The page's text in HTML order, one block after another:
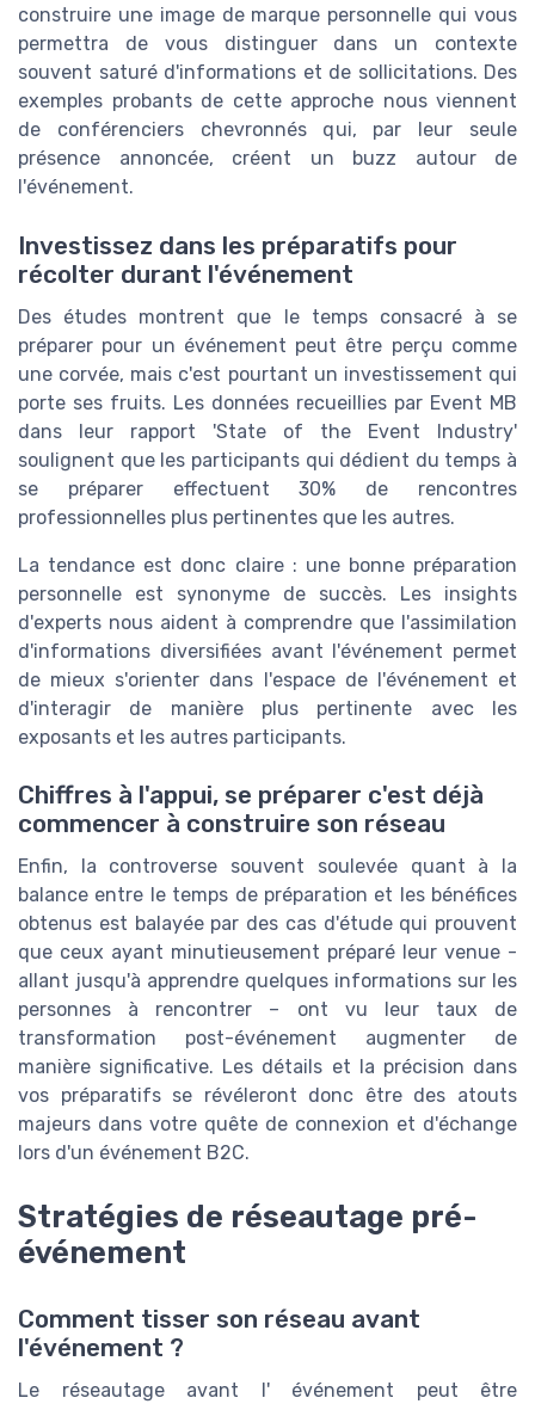
construire une image de marque personnelle qui vous
permettra de vous distinguer dans un contexte
souvent saturé d'informations et de sollicitations. Des
exemples probants de cette approche nous viennent
de conférenciers chevronnés qui, par leur seule
présence annoncée, créent un buzz autour de
l'événement.
Investissez dans les préparatifs pour
récolter durant l'événement
Des études montrent que le temps consacré à se
préparer pour un événement peut être perçu comme
une corvée, mais c'est pourtant un investissement qui
porte ses fruits. Les données recueillies par Event MB
dans leur rapport 'State of the Event Industry'
soulignent que les participants qui dédient du temps à
se préparer effectuent 30% de rencontres
professionnelles plus pertinentes que les autres.
La tendance est donc claire : une bonne préparation
personnelle est synonyme de succès. Les insights
d'experts nous aident à comprendre que l'assimilation
d'informations diversifiées avant l'événement permet
de mieux s'orienter dans l'espace de l'événement et
d'interagir de manière plus pertinente avec les
exposants et les autres participants.
Chiffres à l'appui, se préparer c'est déjà
commencer à construire son réseau
Enfin, la controverse souvent soulevée quant à la
balance entre le temps de préparation et les bénéfices
obtenus est balayée par des cas d'étude qui prouvent
que ceux ayant minutieusement préparé leur venue -
allant jusqu'à apprendre quelques informations sur les
personnes à rencontrer – ont vu leur taux de
transformation post-événement augmenter de
manière significative. Les détails et la précision dans
vos préparatifs se révéleront donc être des atouts
majeurs dans votre quête de connexion et d'échange
lors d'un événement B2C.
Stratégies de réseautage pré-
événement
Comment tisser son réseau avant
l'événement ?
Le réseautage avant l' événement peut être